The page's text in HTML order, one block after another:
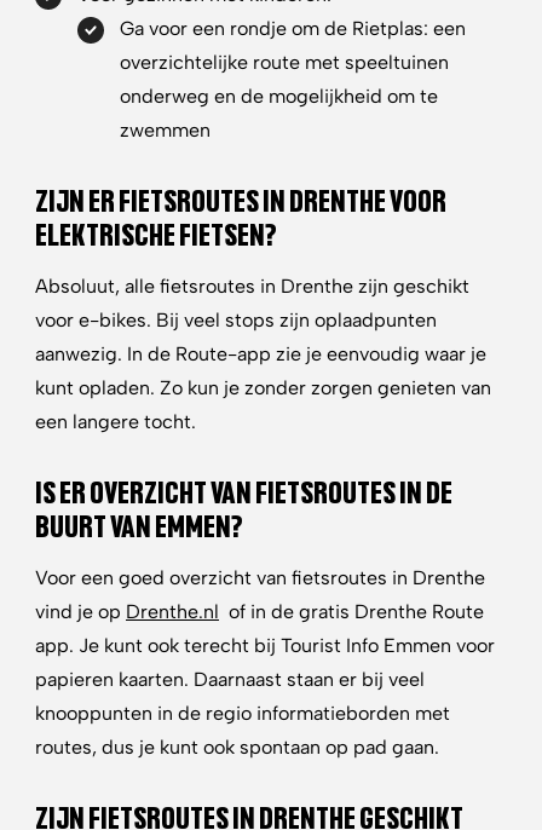
Ga voor een rondje om de Rietplas: een
overzichtelijke route met speeltuinen
onderweg en de mogelijkheid om te
zwemmen
ZIJN ER FIETSROUTES IN DRENTHE VOOR
ELEKTRISCHE FIETSEN?
Absoluut, alle fietsroutes in Drenthe zijn geschikt
voor e-bikes. Bij veel stops zijn oplaadpunten
aanwezig. In de Route-app zie je eenvoudig waar je
kunt opladen. Zo kun je zonder zorgen genieten van
een langere tocht.
IS ER OVERZICHT VAN FIETSROUTES IN DE
BUURT VAN EMMEN?
Voor een goed overzicht van fietsroutes in Drenthe
vind je op Drenthe.nl of in de gratis Drenthe Route
app. Je kunt ook terecht bij Tourist Info Emmen voor
papieren kaarten. Daarnaast staan er bij veel
knooppunten in de regio informatieborden met
routes, dus je kunt ook spontaan op pad gaan.
ZIJN FIETSROUTES IN DRENTHE GESCHIKT